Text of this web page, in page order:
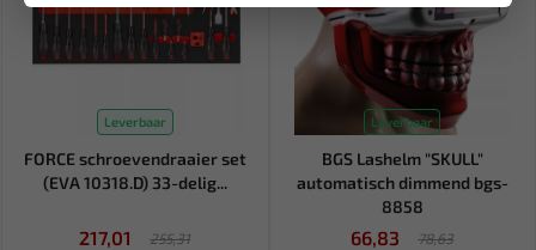
Leverbaar
FORCE schroevendraaier set
(EVA 10318.D) 33-delig...
217,01
255,31
Leverbaar
BGS Lashelm "SKULL"
automatisch dimmend bgs-
8858
66,83
78,63